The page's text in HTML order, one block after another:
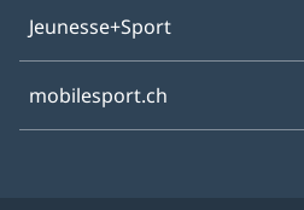
Jeunesse+Sport
mobilesport.ch